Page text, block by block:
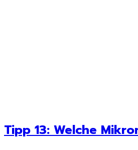
Tipp 13: Welche